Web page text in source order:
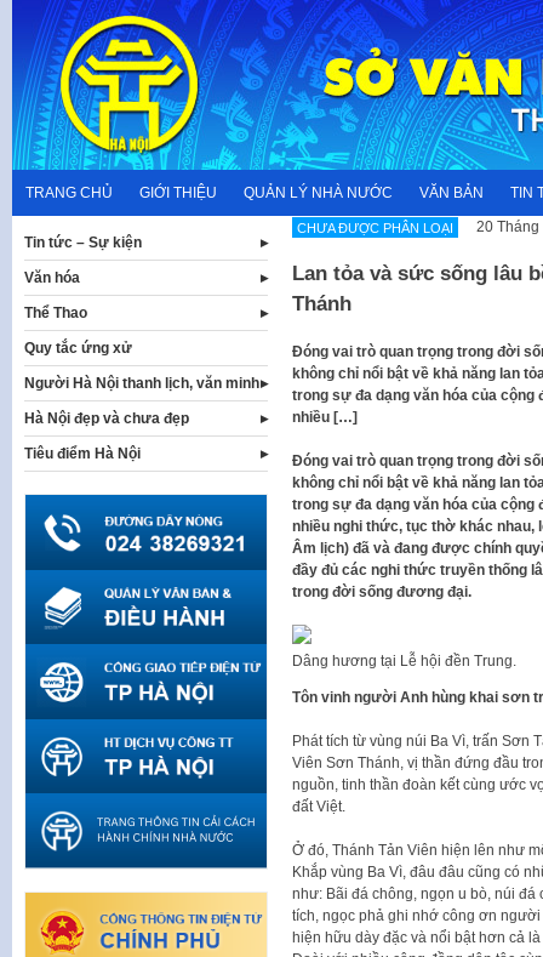
content
TRANG CHỦ GIỚI THIỆU QUẢN LÝ NHÀ NƯỚC VĂN BẢN TIN
CHƯA ĐƯỢC PHÂN LOẠI 20 Tháng
Lan tỏa và sức sống lâu
Thánh
Đóng vai trò quan trọng trong đời
không chỉ nổi bật về khả năng lan
trong sự đa dạng văn hóa của
nhiều […]
Đóng vai trò quan trọng trong đời
không chỉ nổi bật về khả năng lan
trong sự đa dạng văn hóa của
nhiều nghi thức, tục thờ khác nhau,
Âm lịch) đã và đang được chính
đầy đủ các nghi thức truyền thống
trong đời sống đương đại.
Dâng hương tại Lễ hội đền Trung.
Tôn vinh người Anh hùng khai sơn
Phát tích từ vùng núi Ba Vì, trấn Sơn
Viên Sơn Thánh, vị thần đứng đầu
nguồn, tinh thần đoàn kết cùng ước
đất Việt.
Ở đó, Thánh Tản Viên hiện lên như
Khắp vùng Ba Vì, đâu đâu cũng có
như: Bãi đá chông, ngọn u bò, núi
tích, ngọc phả ghi nhớ công ơn
hiện hữu dày đặc và nổi bật hơn cả
Tin tức – Sự kiện
Văn hóa
Thể Thao
Quy tắc ứng xử
Người Hà Nội thanh lịch, văn minh
Hà Nội đẹp và chưa đẹp
Tiêu điểm Hà Nội